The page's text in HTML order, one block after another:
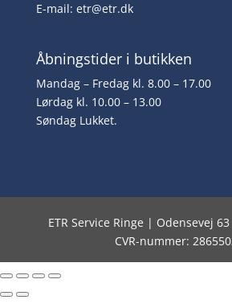
E-mail: etr@etr.dk
Åbningstider i butikken
Mandag – Fredag kl. 8.00 – 17.00
Lørdag kl. 10.00 – 13.00
Søndag Lukket.
ETR Service Ringe | Odensevej
CVR-nummer: